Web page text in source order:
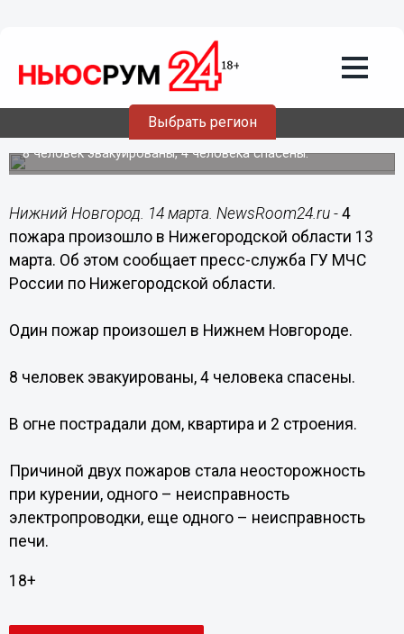
Выбрать регион
14.03.201610:14
4 пожара произошло в Нижегородской
области 13 марта
8 человек эвакуированы, 4 человека спасены.
Нижний Новгород. 14 марта. NewsRoom24.ru - 4
пожара произошло в Нижегородской области 13
марта. Об этом сообщает пресс-служба ГУ МЧС
России по Нижегородской области.
Один пожар произошел в Нижнем Новгороде.
8 человек эвакуированы, 4 человека спасены.
В огне пострадали дом, квартира и 2 строения.
Причиной двух пожаров стала неосторожность
при курении, одного – неисправность
электропроводки, еще одного – неисправность
печи.
18+